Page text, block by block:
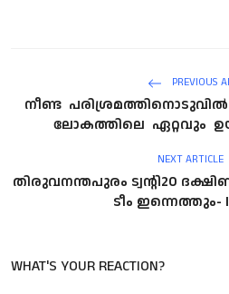
PREVIOUS
നീണ്ട
ലോകത്തിലെ ഏറ്റവും
NEXT ARTICLE
തിരുവനന്തപുരം ട്വന്റി20
ടീം ഇന്നെത്തും-
WHAT'S YOUR REACTION?